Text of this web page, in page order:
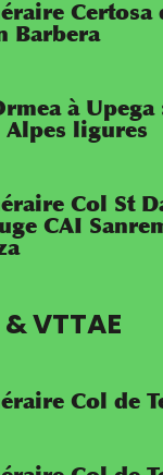
Certosa
Barbera
à
Alpes ligures
Col St
CAI
VTTAE
Col de
& Merveilles